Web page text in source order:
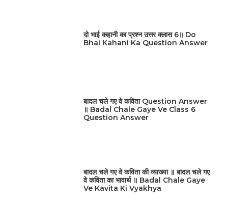
दो भाई कहानी का प्रश्न उत्तर क्लास 6॥ Do
Bhai Kahani Ka Question Answer
बादल चले गए वे कविता Question Answer
॥ Badal Chale Gaye Ve Class 6
Question Answer
बादल चले गए वे कविता की व्याख्या ॥ बादल चले गए
वे कविता का भावार्थ ॥ Badal Chale Gaye
Ve Kavita Ki Vyakhya